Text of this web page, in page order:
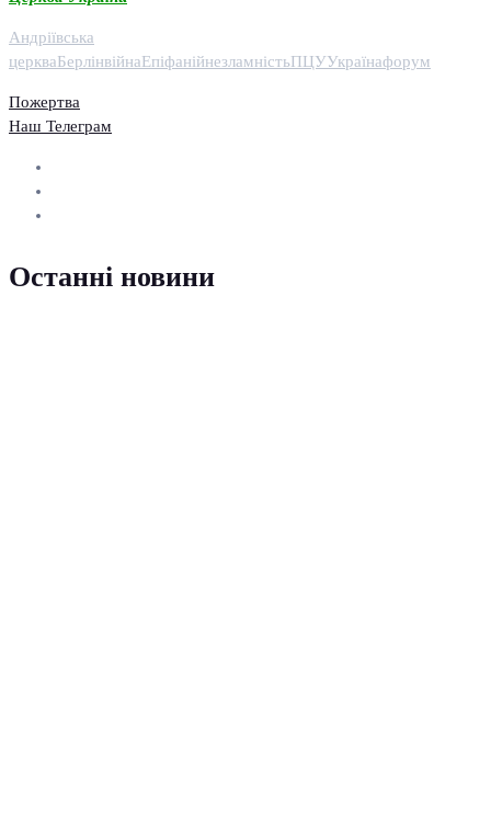
Андріївська
церкваБерлінвійнаЕпіфанійнезламністьПЦУУкраїнафорум
Пожертва
Наш Телеграм
Останні новини